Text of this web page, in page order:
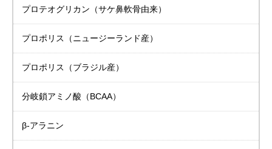
プロテオグリカン （サケ鼻軟骨由来）
プロポリス （ニュージーランド産）
プロポリス （ブラジル産）
分岐鎖アミノ酸（BCAA）
β-アラニン